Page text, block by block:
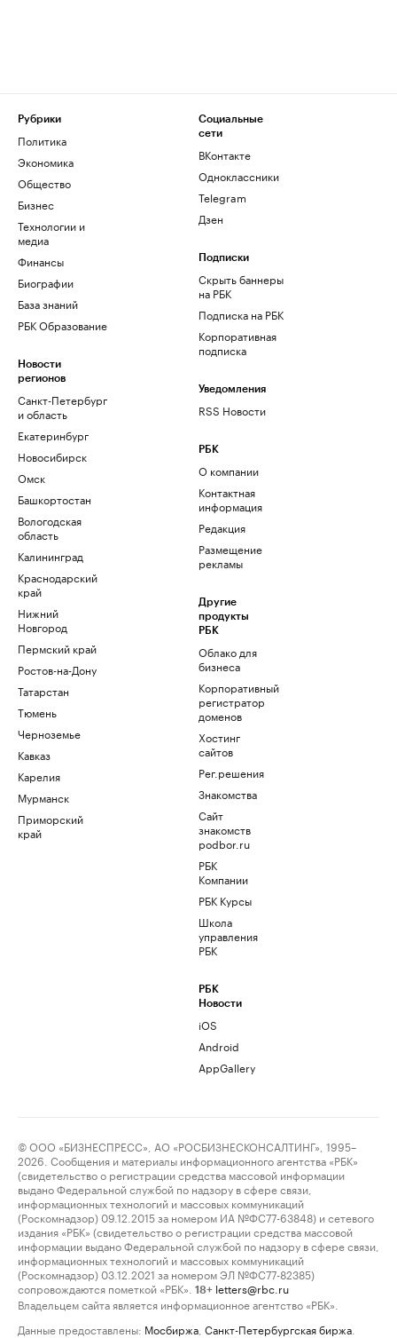
Рубрики
Политика
Экономика
Общество
Бизнес
Технологии и
медиа
Финансы
Биографии
База знаний
РБК Образование
Новости
регионов
Санкт-Петербург
и область
Екатеринбург
Новосибирск
Омск
Башкортостан
Вологодская
область
Калининград
Краснодарский
край
Нижний
Новгород
Пермский край
Ростов-на-Дону
Татарстан
Тюмень
Черноземье
Кавказ
Карелия
Мурманск
Приморский
край
Социальные
сети
ВКонтакте
Одноклассники
Telegram
Дзен
Подписки
Скрыть баннеры
на РБК
Подписка на РБК
Корпоративная
подписка
Уведомления
RSS Новости
РБК
О компании
Контактная
информация
Редакция
Размещение
рекламы
Другие
продукты
РБК
Облако для
бизнеса
Корпоративный
регистратор
доменов
Хостинг
сайтов
Рег.решения
Знакомства
Сайт
знакомств
podbor.ru
РБК
Компании
РБК Курсы
Школа
управления
РБК
РБК
Новости
iOS
Android
AppGallery
© ООО «БИЗНЕСПРЕСС», АО «РОСБИЗНЕСКОНСАЛТИНГ», 1995–
2026. Сообщения и материалы информационного агентства «РБК»
(свидетельство о регистрации средства массовой информации
выдано Федеральной службой по надзору в сфере связи,
информационных технологий и массовых коммуникаций
(Роскомнадзор) 09.12.2015 за номером ИА №ФС77-63848) и сетевого
издания «РБК» (свидетельство о регистрации средства массовой
информации выдано Федеральной службой по надзору в сфере связи,
информационных технологий и массовых коммуникаций
(Роскомнадзор) 03.12.2021 за номером ЭЛ №ФС77-82385)
сопровождаются пометкой «РБК».
18+ letters@rbc.ru
Владельцем сайта является информационное агентство «РБК».
Данные предоставлены: Мосбиржа Санкт-Петербургская биржа